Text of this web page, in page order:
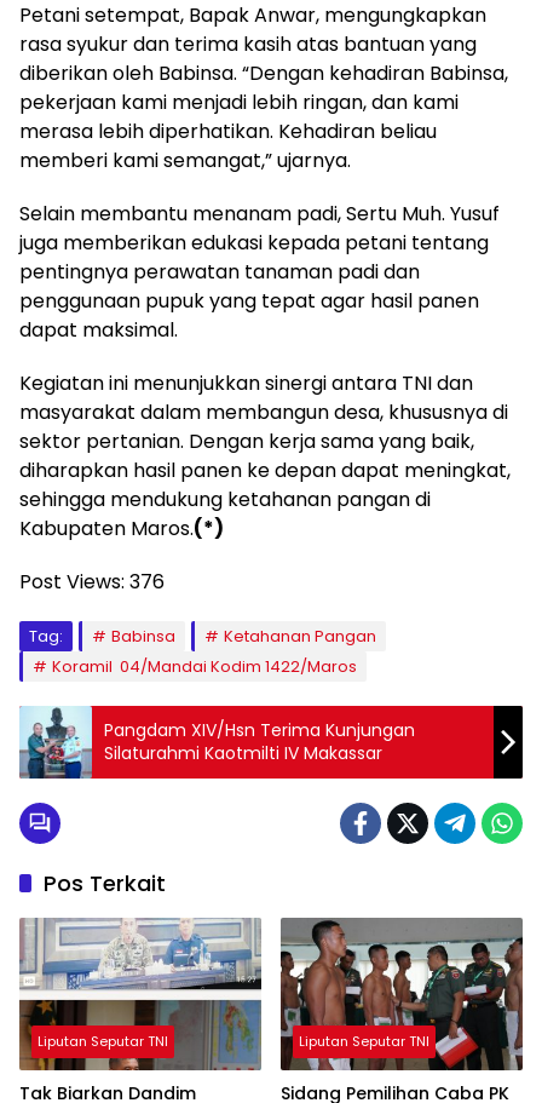
Petani setempat, Bapak Anwar, mengungkapkan
rasa syukur dan terima kasih atas bantuan yang
diberikan oleh Babinsa. “Dengan kehadiran Babinsa,
pekerjaan kami menjadi lebih ringan, dan kami
merasa lebih diperhatikan. Kehadiran beliau
memberi kami semangat,” ujarnya.
Selain membantu menanam padi, Sertu Muh. Yusuf
juga memberikan edukasi kepada petani tentang
pentingnya perawatan tanaman padi dan
penggunaan pupuk yang tepat agar hasil panen
dapat maksimal.
Kegiatan ini menunjukkan sinergi antara TNI dan
masyarakat dalam membangun desa, khususnya di
sektor pertanian. Dengan kerja sama yang baik,
diharapkan hasil panen ke depan dapat meningkat,
sehingga mendukung ketahanan pangan di
Kabupaten Maros.(*)
Post Views: 376
Tag: Babinsa
Ketahanan Pangan
Koramil 04/Mandai Kodim 1422/Maros
Pangdam XIV/Hsn Terima Kunjungan
Silaturahmi Kaotmilti IV Makassar
Pos Terkait
Liputan Seputar TNI
Tak Biarkan Dandim
Liputan Seputar TNI
Sidang Pemilihan Caba PK